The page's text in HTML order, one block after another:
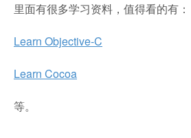
里面有很多学习资料，值得看的有：
Learn Objective-C
Learn Cocoa
等。